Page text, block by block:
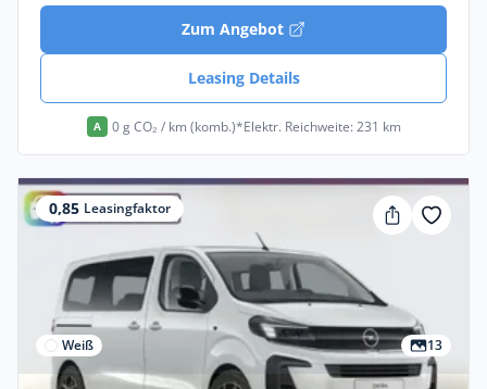
Zum Angebot
Leasing Details
A 0 g CO₂ / km (komb.)*Elektr. Reichweite: 231 km
0,85 Leasingfaktor
Weiß 13